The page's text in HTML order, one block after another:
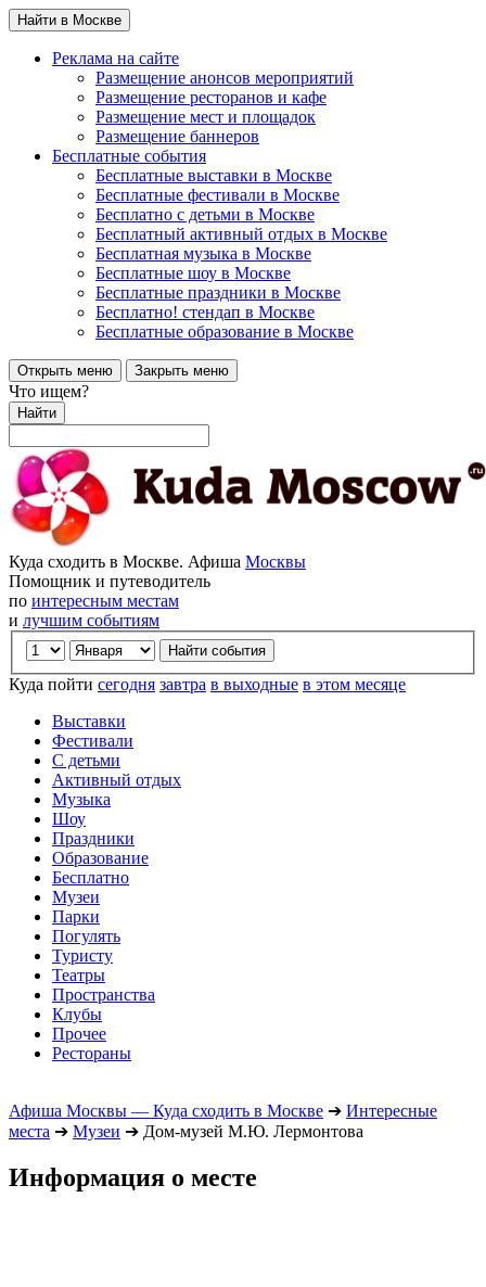
Найти в Москве
Реклама на сайте
Размещение анонсов мероприятий
Размещение ресторанов и кафе
Размещение мест и площадок
Размещение баннеров
Бесплатные события
Бесплатные выставки в Москве
Бесплатные фестивали в Москве
Бесплатно с детьми в Москве
Бесплатный активный отдых в Москве
Бесплатная музыка в Москве
Бесплатные шоу в Москве
Бесплатные праздники в Москве
Бесплатно! стендап в Москве
Бесплатные образование в Москве
Открыть меню Закрыть меню
Что ищем?
Найти
Куда сходить в Москве. Афиша Москвы
Помощник и путеводитель
по интересным местам
и лучшим событиям
Куда пойти сегодня завтра в выходные в этом месяце
Выставки
Фестивали
С детьми
Активный отдых
Музыка
Шоу
Праздники
Образование
Бесплатно
Музеи
Парки
Погулять
Туристу
Театры
Пространства
Клубы
Прочее
Рестораны
Афиша Москвы — Куда сходить в Москве ➔ Интересные
места ➔ Музеи ➔ Дом-музей М.Ю. Лермонтова
Информация о месте